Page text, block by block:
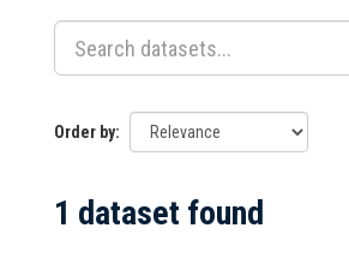
Order by
1 dataset found